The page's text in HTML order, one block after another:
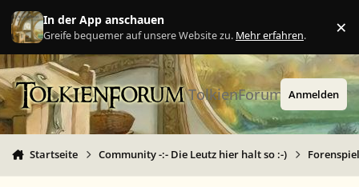
Zu Inhalt springen
In der App anschauen
Greife bequemer auf unsere Website zu. Mehr erfahren. ×
TolkienForum Anmelden
Startseite Community -:- Die Leutz hier halt so :-)